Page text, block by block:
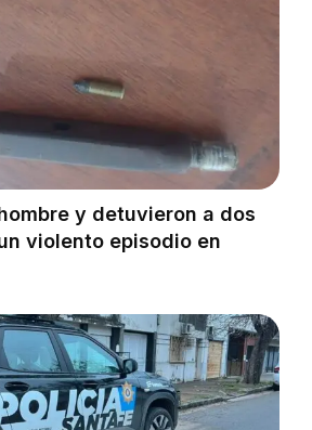
y detuvieron a dos
violento episodio en